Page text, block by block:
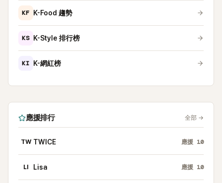
KF K-Food 趨勢
KS K-Style 排行榜
KI K-網紅榜
應援排行 全部 →
TW TWICE 應援 10
LI Lisa 應援 10